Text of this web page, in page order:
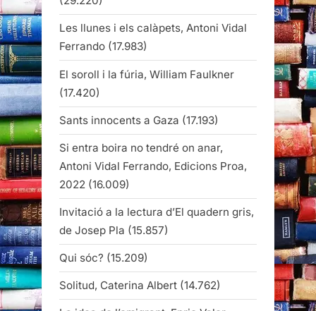
Les llunes i els calàpets, Antoni Vidal
Ferrando (17.983)
El soroll i la fúria, William Faulkner
(17.420)
Sants innocents a Gaza (17.193)
Si entra boira no tendré on anar,
Antoni Vidal Ferrando, Edicions Proa,
2022 (16.009)
Invitació a la lectura d’El quadern gris,
de Josep Pla (15.857)
Qui sóc? (15.209)
Solitud, Caterina Albert (14.762)